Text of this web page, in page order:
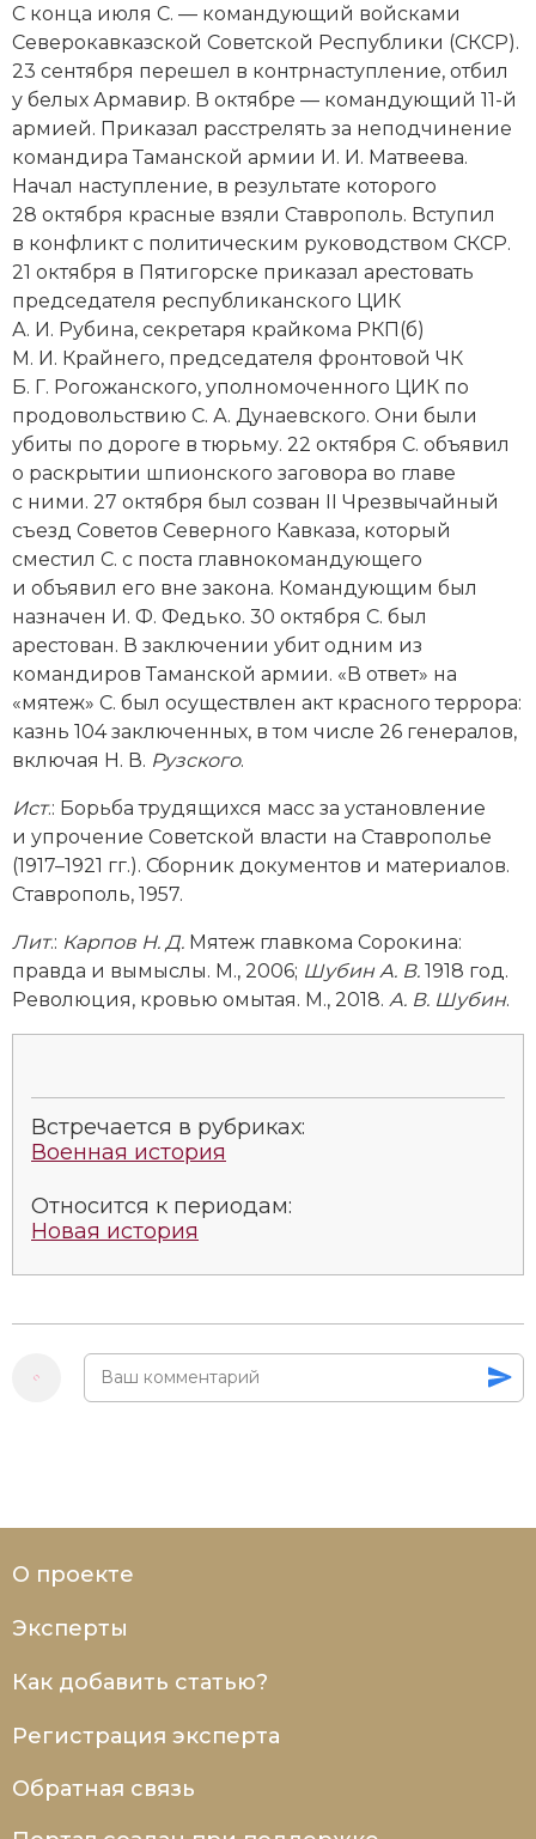
История международных отношений
История, философия, теория и методология
исторического знания
Итория международных отношений
Латинская Америка
Новая история
Новейшая история
Нумизматика
Образование
Общественные объединения и организации
Политическая история
Революции и народные движения
Религия и церковь
Россия
Северная Америка
Специальные исторические дисциплины
СССР
Южная Америка
С конца июля С. — командующий вой­сками
Северокавказской Советской Республики (СКСР).
23 сентября перешел в контрнаступление, отбил
у белых Армавир. В октябре — командующий 11-й
армией. Приказал расстрелять за неподчинение
командира Таманской армии И. И. Матвеева.
Начал наступление, в результате которого
28 октября красные взяли Ставрополь. Вступил
в конфликт с политическим руководством СКСР.
21 октября в Пятигорске приказал арестовать
председателя республиканского ЦИК
А. И. Рубина, секретаря крайкома РКП(б)
М. И. Крайнего, председателя фронтовой ЧК
Б. Г. Рогожанского, уполномоченного ЦИК по
продовольствию С. А. Дунаевского. Они были
убиты по дороге в тюрьму. 22 октября С. объявил
о раскрытии шпионского заговора во главе
с ними. 27 октября был созван II Чрезвычайный
съезд Советов Северного Кавказа, который
сместил С. с поста главнокомандующего
и объявил его вне закона. Командующим был
назначен И. Ф. Федько. 30 октября С. был
арестован. В заключении убит одним из
командиров Таманской армии. «В ответ» на
«мятеж» С. был осуществлен акт красного террора:
казнь 104 заключенных, в том числе 26 генералов,
включая Н. В. Рузского.
Ист.: Борьба трудящихся масс за установление
и упрочение Советской власти на Ставрополье
(1917–1921 гг.). Сборник документов и материалов.
Ставрополь, 1957.
Лит.: Карпов Н. Д. Мятеж главкома Сорокина:
правда и вымыслы. М., 2006; Шубин А. В. 1918 год.
Революция, кровью омытая. М., 2018. А. В. Шубин.
Встречается в рубриках:
Военная история
Относится к периодам:
Новая история
О проекте
Эксперты
Как добавить статью?
Регистрация эксперта
Обратная связь